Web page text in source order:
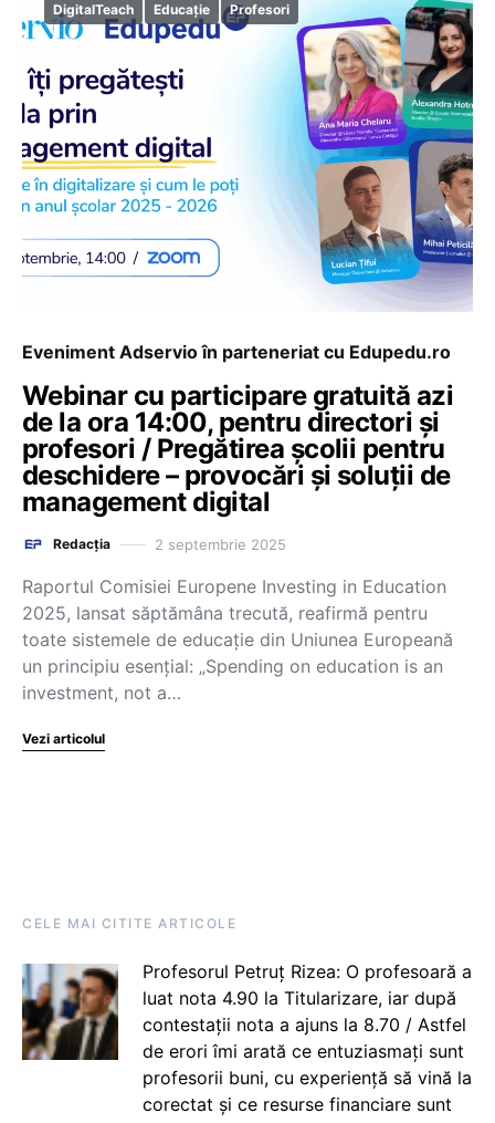
DigitalTeach Educație Profesori
Eveniment Adservio în parteneriat cu Edupedu.ro
Webinar cu participare gratuită azi
de la ora 14:00, pentru directori și
profesori / Pregătirea școlii pentru
deschidere – provocări și soluții de
management digital
Redacția 2 septembrie 2025
Raportul Comisiei Europene Investing in Education
2025, lansat săptămâna trecută, reafirmă pentru
toate sistemele de educație din Uniunea Europeană
un principiu esențial: „Spending on education is an
investment, not a…
Vezi articolul
CELE MAI CITITE ARTICOLE
Profesorul Petruț Rizea: O profesoară a
luat nota 4.90 la Titularizare, iar după
contestații nota a ajuns la 8.70 / Astfel
de erori îmi arată ce entuziasmați sunt
profesorii buni, cu experiență să vină la
corectat și ce resurse financiare sunt